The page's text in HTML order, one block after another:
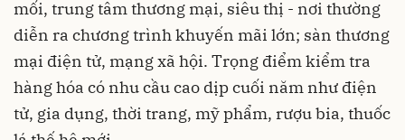
mối, trung tâm thương mại, siêu thị - nơi thường
diễn ra chương trình khuyến mãi lớn; sàn thương
mại điện tử, mạng xã hội. Trọng điểm kiểm tra
hàng hóa có nhu cầu cao dịp cuối năm như điện
tử, gia dụng, thời trang, mỹ phẩm, rượu bia, thuốc